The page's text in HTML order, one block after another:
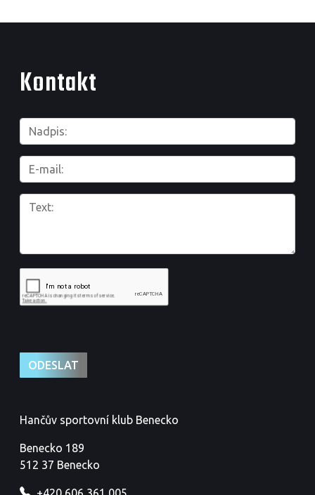
Kontakt
Hančův sportovní klub Benecko
Benecko 189
512 37 Benecko